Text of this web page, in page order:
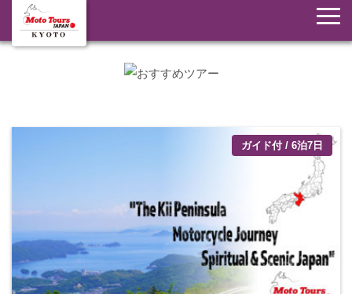
ガイド付 / 6泊7日